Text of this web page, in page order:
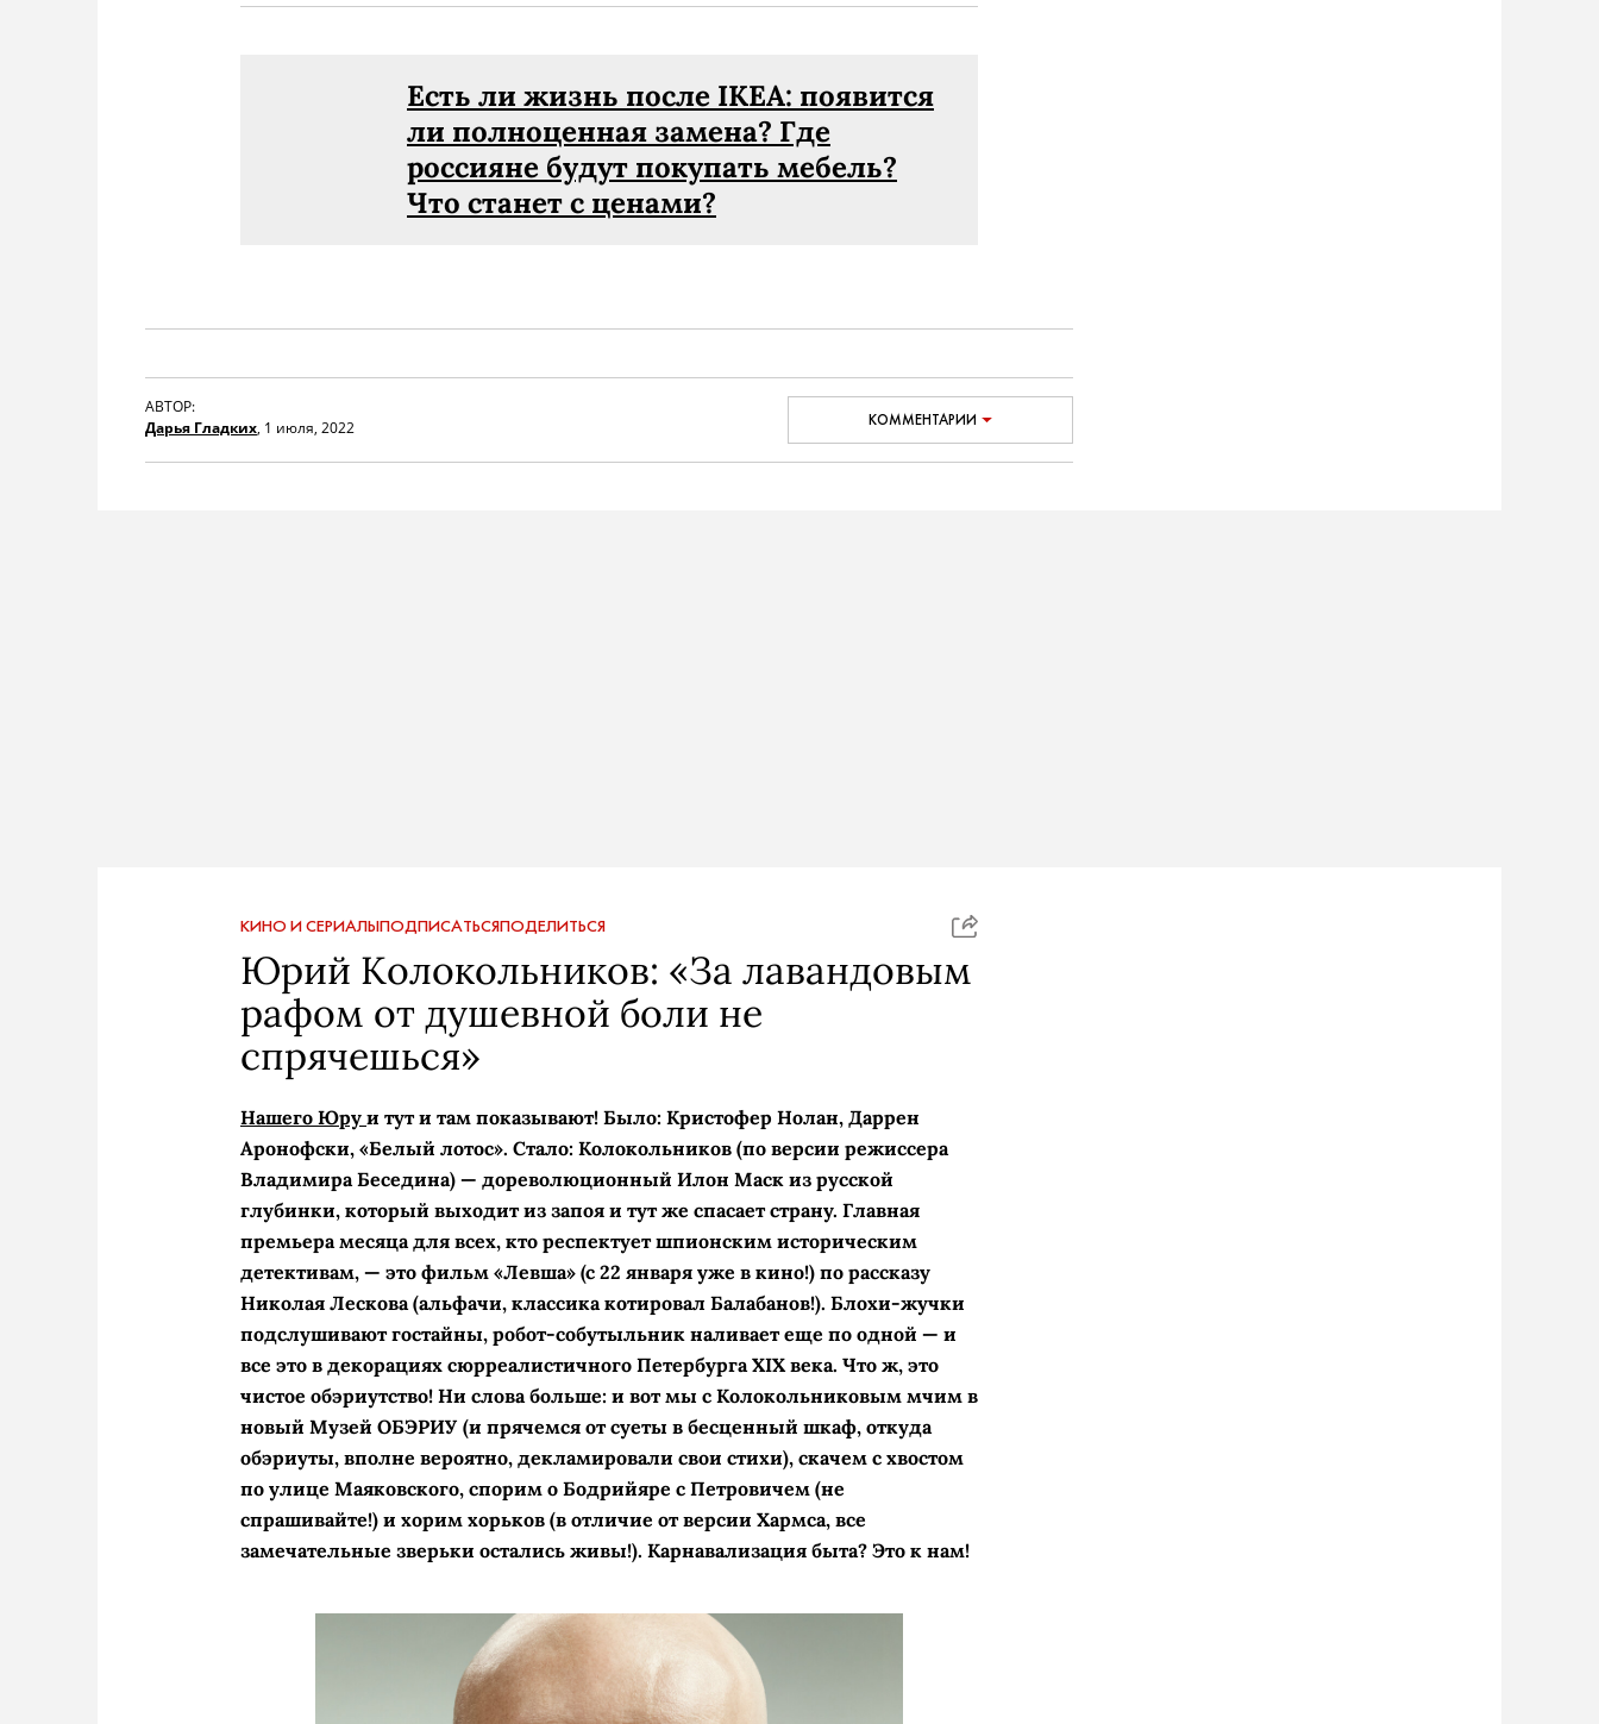
Есть ли жизнь после IKEA: появится
ли полноценная замена? Где
россияне будут покупать мебель?
Что станет с ценами?
АВТОР:
Дарья Гладких, 1 июля, 2022 КОММЕНТАРИИ
КИНО И СЕРИАЛЫПОДПИСАТЬСЯПОДЕЛИТЬСЯ
Юрий Колокольников: «За лавандовым
рафом от душевной боли не
спрячешься»
Нашего Юру и тут и там показывают! Было: Кристофер Нолан, Даррен
Аронофски, «Белый лотос». Стало: Колокольников (по версии режиссера
Владимира Беседина) — дореволюционный Илон Маск из русской
глубинки, который выходит из запоя и тут же спасает страну. Главная
премьера месяца для всех, кто респектует шпионским историческим
детективам, — это фильм «Левша» (с 22 января уже в кино!) по рассказу
Николая Лескова (альфачи, классика котировал Балабанов!). Блохи-жучки
подслушивают гостайны, робот-собутыльник наливает еще по одной — и
все это в декорациях сюрреалистичного Петербурга XIX века. Что ж, это
чистое обэриутство! Ни слова больше: и вот мы с Колокольниковым мчим в
новый Музей ОБЭРИУ (и прячемся от суеты в бесценный шкаф, откуда
обэриуты, вполне вероятно, декламировали свои стихи), скачем с хвостом
по улице Маяковского, спорим о Бодрийяре с Петровичем (не
спрашивайте!) и хорим хорьков (в отличие от версии Хармса, все
замечательные зверьки остались живы!). Карнавализация быта? Это к нам!